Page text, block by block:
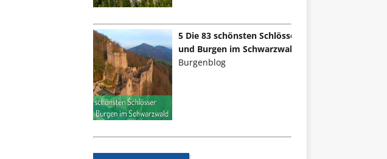
5 Die 83 schönsten Schlösser
und Burgen im Schwarzwald
Burgenblog